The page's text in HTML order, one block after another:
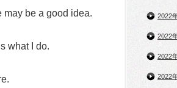
may be a good idea.
what I do.
2022
2022
2022
2022